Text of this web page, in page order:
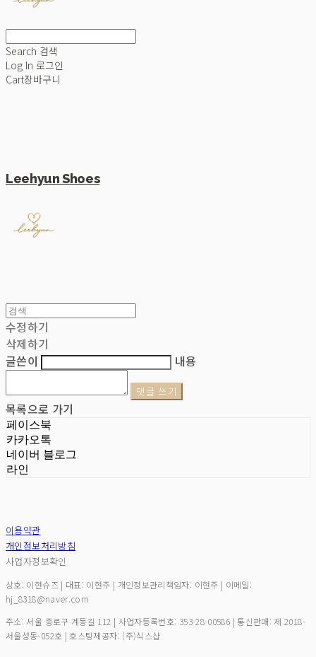
Search 검색
Log In 로그인
Cart장바구니
Leehyun Shoes
수정하기
삭제하기
글쓴이
내용
댓글 쓰기
목록으로 가기
페이스북
카카오톡
네이버 블로그
라인
이용약관
개인정보처리방침
사업자정보확인
상호: 이현슈즈 | 대표: 이현주 | 개인정보관리책임자: 이현주 | 이메일:
hj_8318@naver.com
주소: 서울 종로구 계동길 112 | 사업자등록번호: 353-28-00586 | 통신판매:제 2018-
서울성동-052호 | 호스팅제공자: (주)식스샵